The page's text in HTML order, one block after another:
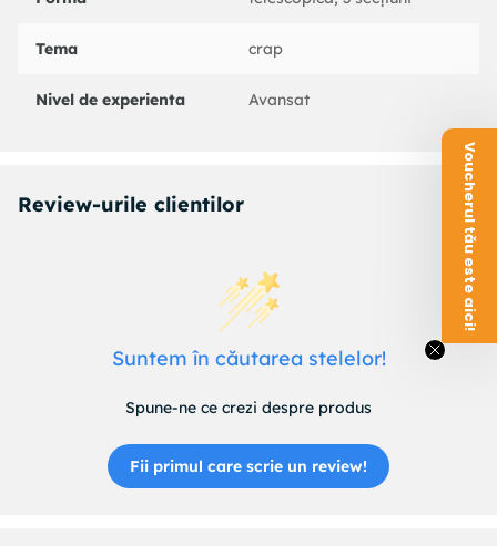
Tema crap
Nivel de experienta Avansat
Review-urile clientilor
Suntem în căutarea stelelor!
Spune-ne ce crezi despre produs
Fii primul care scrie un review!
Voucherul tău este aici!